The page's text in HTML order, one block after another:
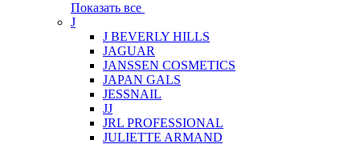
Показать все
J
J BEVERLY HILLS
JAGUAR
JANSSEN COSMETICS
JAPAN GALS
JESSNAIL
JJ
JRL PROFESSIONAL
JULIETTE ARMAND